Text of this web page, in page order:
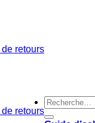
retours
retours
Recherche
pour :